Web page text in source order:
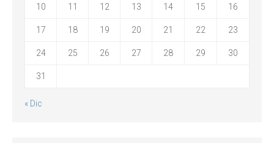
10 11 12 13 14 15 16
17 18 19 20 21 22 23
24 25 26 27 28 29 30
31
« Dic